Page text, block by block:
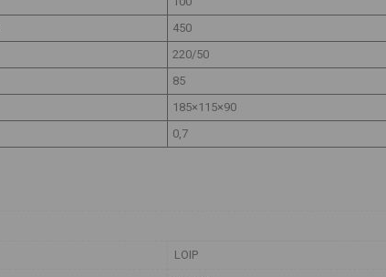
450
220/50
85
185×115×90
0,7
LOIP